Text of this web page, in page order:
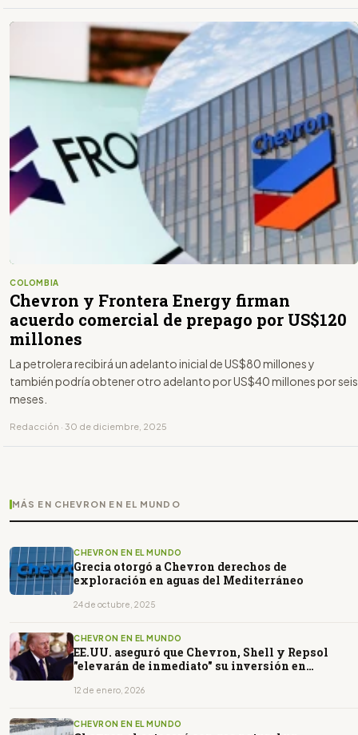
COLOMBIA
Chevron y Frontera Energy firman
acuerdo comercial de prepago por US$120
millones
La petrolera recibirá un adelanto inicial de US$80 millones y
también podría obtener otro adelanto por US$40 millones por seis
meses.
Redacción · 30 de diciembre, 2025
MÁS EN CHEVRON EN EL MUNDO
CHEVRON EN EL MUNDO
Grecia otorgó a Chevron derechos de
exploración en aguas del Mediterráneo
24 de octubre, 2025
CHEVRON EN EL MUNDO
EE.UU. aseguró que Chevron, Shell y Repsol
"elevarán de inmediato" su inversión en
12 de enero, 2026
CHEVRON EN EL MUNDO